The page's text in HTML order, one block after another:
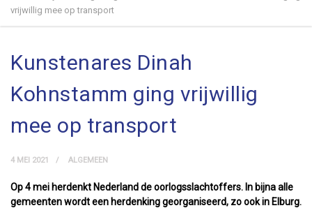
vrijwillig mee op transport
Kunstenares Dinah
Kohnstamm ging vrijwillig
mee op transport
4 MEI 2021 ALGEMEEN
Op 4 mei herdenkt Nederland de oorlogsslachtoffers. In bijna alle
gemeenten wordt een herdenking georganiseerd, zo ook in Elburg.